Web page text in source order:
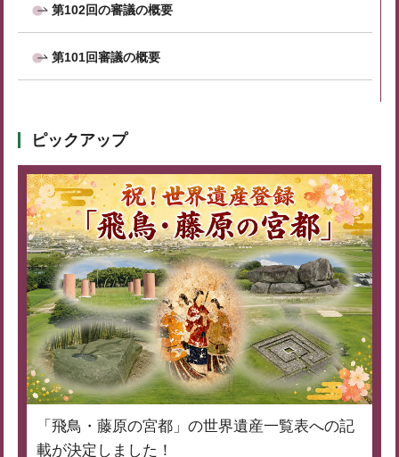
第102回の審議の概要
第101回審議の概要
ピックアップ
「飛鳥・藤原の宮都」の世界遺産一覧表への記
載が決定しました！